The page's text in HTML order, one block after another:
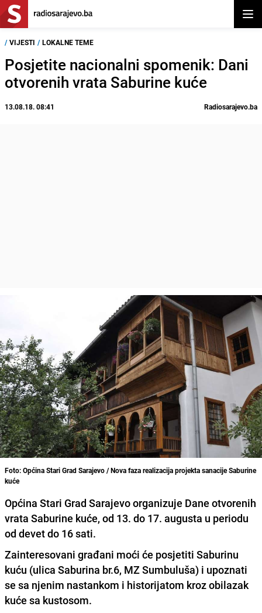
/ VIJESTI / LOKALNE TEME
Posjetite nacionalni spomenik: Dani
otvorenih vrata Saburine kuće
13.08.18. 08:41 Radiosarajevo.ba
Foto: Općina Stari Grad Sarajevo / Nova faza realizacija projekta sanacije Saburine
kuće
Općina Stari Grad Sarajevo organizuje Dane otvorenih
vrata Saburine kuće, od 13. do 17. augusta u periodu
od devet do 16 sati.
Zainteresovani građani moći će posjetiti Saburinu
kuću (ulica Saburina br.6, MZ Sumbuluša) i upoznati
se sa njenim nastankom i historijatom kroz obilazak
kuće sa kustosom.